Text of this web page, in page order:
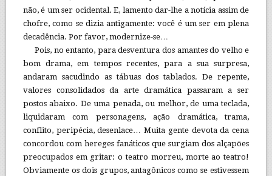
não, é um ser ocidental. E, lamento dar-lhe a notícia assim de
chofre, como se dizia antigamente: você é um ser em plena
decadência. Por favor, modernize-se…
Pois, no entanto, para desventura dos amantes do velho e
bom drama, em tempos recentes, para a sua surpresa,
andaram sacudindo as tábuas dos tablados. De repente,
valores consolidados da arte dramática passaram a ser
postos abaixo. De uma penada, ou melhor, de uma teclada,
liquidaram com personagens, ação dramática, trama,
conflito, peripécia, desenlace… Muita gente devota da cena
concordou com hereges fanáticos que surgiam dos alçapões
preocupados em gritar: o teatro morreu, morte ao teatro!
Obviamente os dois grupos, antagônicos como se estivessem